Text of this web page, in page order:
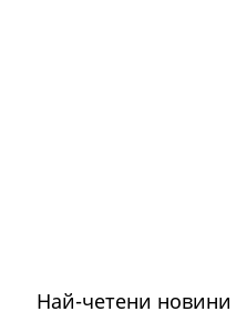
Най-четени новини